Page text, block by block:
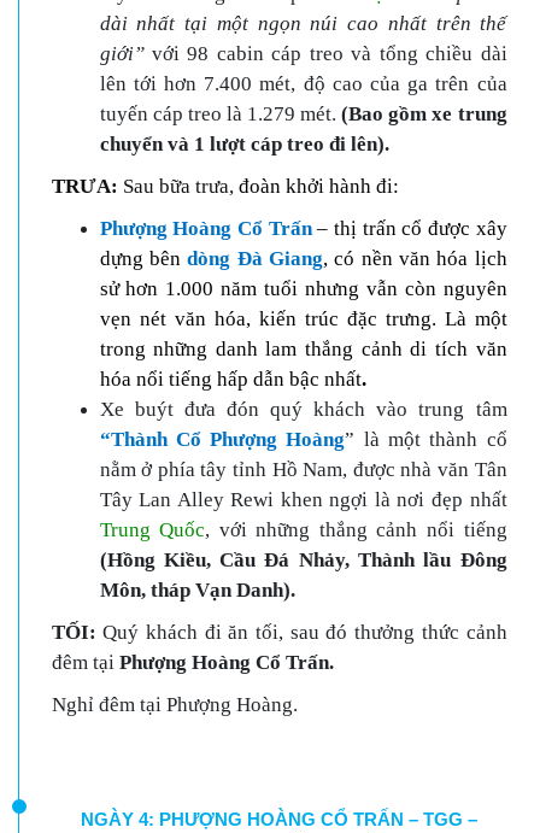
dài nhất tại một ngọn núi cao nhất trên thế
giới” với 98 cabin cáp treo và tổng chiều dài
lên tới hơn 7.400 mét, độ cao của ga trên của
tuyến cáp treo là 1.279 mét.(Bao gồm xe trung
chuyển và 1 lượt cáp treo đi lên).
TRƯA: Sau bữa trưa, đoàn khởi hànhđi:
Phượng Hoàng Cổ Trấn– thị trấn cổ được xây
dựng bêndòng Đà Giang, có nền văn hóa lịch
sử hơn 1.000 năm tuổi nhưng vẫn còn nguyên
vẹn nét văn hóa, kiến trúc đặc trưng. Là một
trong những danh lam thắng cảnh di tích văn
hóa nổi tiếng hấp dẫn bậc nhất.
Xe buýt đưa đón quý khách vào trung tâm
“Thành Cổ Phượng Hoàng” là một thành cổ
nằm ở phía tây tỉnh Hồ Nam, được nhà văn Tân
Tây Lan Alley Rewi khen ngợi là nơi đẹp nhất
Trung Quốc, với những thắng cảnh nổi tiếng
(Hồng Kiều, Cầu Đá Nhảy, Thành lầu Đông
Môn, tháp Vạn Danh).
TỐI: Quý khách đi ăn tối, sau đó thưởng thức cảnh
đêm tại Phượng Hoàng Cổ Trấn.
Nghỉ đêm tại Phượng Hoàng.
NGÀY 4: PHƯỢNG HOÀNG CỔ TRẤN – TGG –